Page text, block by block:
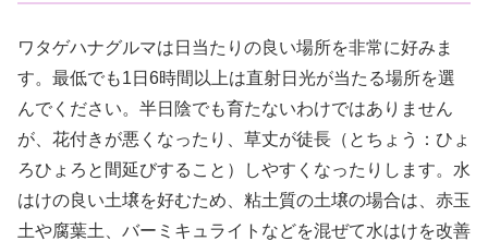
ワタゲハナグルマは日当たりの良い場所を非常に好みま
す。最低でも1日6時間以上は直射日光が当たる場所を選
んでください。半日陰でも育たないわけではありません
が、花付きが悪くなったり、草丈が徒長（とちょう：ひょ
ろひょろと間延びすること）しやすくなったりします。水
はけの良い土壌を好むため、粘土質の土壌の場合は、赤玉
土や腐葉土、バーミキュライトなどを混ぜて水はけを改善